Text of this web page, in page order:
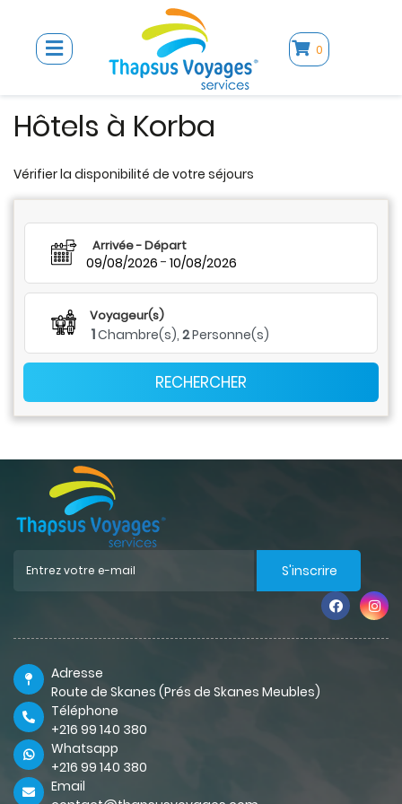
0
Hôtels à Korba
Vérifier la disponibilité de votre séjours
Arrivée - Départ
09/08/2026 - 10/08/2026
Voyageur(s)
1Chambre(s), 2Personne(s)
RECHERCHER
S'inscrire
Adresse
Route de Skanes (Prés de Skanes Meubles)
Téléphone
+216 99 140 380
Whatsapp
+216 99 140 380
Email